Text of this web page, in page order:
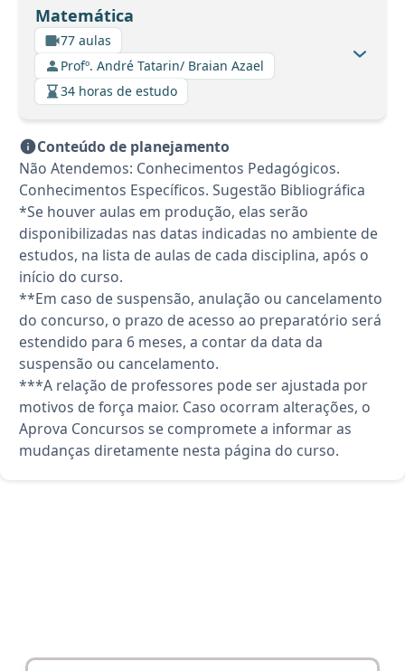
Matemática
77 aulas
Profº. André Tatarin/ Braian Azael
34 horas de estudo
Conteúdo de planejamento
Não Atendemos: Conhecimentos Pedagógicos.
Conhecimentos Específicos. Sugestão Bibliográfica
*Se houver aulas em produção, elas serão
disponibilizadas nas datas indicadas no ambiente de
estudos, na lista de aulas de cada disciplina, após o
início do curso.
**Em caso de suspensão, anulação ou cancelamento
do concurso, o prazo de acesso ao preparatório será
estendido para 6 meses, a contar da data da
suspensão ou cancelamento.
***A relação de professores pode ser ajustada por
motivos de força maior. Caso ocorram alterações, o
Aprova Concursos se compromete a informar as
mudanças diretamente nesta página do curso.